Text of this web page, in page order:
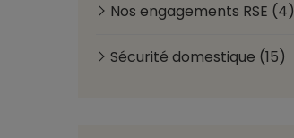
Nos engagements RSE (4)
Sécurité domestique (15)